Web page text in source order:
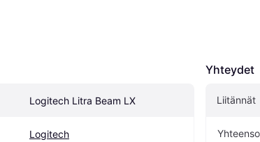
Logitech Litra Beam LX
Logitech
Yhteydet
Liitännät